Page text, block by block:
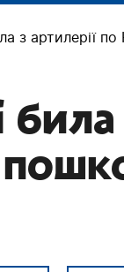
з артилерії